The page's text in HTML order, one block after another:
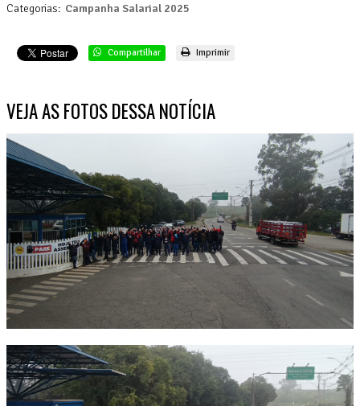
Categorias: Campanha Salarial 2025
Compartilhar Imprimir
VEJA AS FOTOS DESSA NOTÍCIA